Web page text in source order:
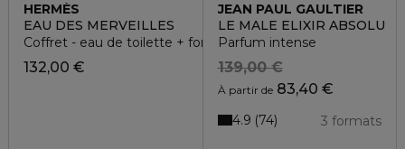
HERMÈS
EAU DES MERVEILLES
Coffret - eau de toilette + format voyage
132,00 €
JEAN PAUL GAULTIER
LE MALE ELIXIR ABSOLU
Parfum intense
À partir de83,40 €
139,00 €
3 formats
4.9 74